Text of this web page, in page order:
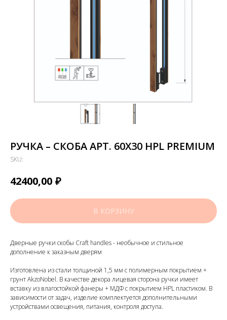
РУЧКА – СКОБА AРТ. 60Х30 HPL PREMIUM
SKU:
42400,00 ₽
В КОРЗИНУ
Дверные ручки скобы Craft handles - необычное и стильное
дополнение к заказным дверям
Изготовлена из стали толщиной 1,5 мм с полимерным покрытием +
грунт AkzoNobel. В качестве декора лицевая сторона ручки имеет
вставку из влагостойкой фанеры + МДФ с покрытием HPL пластиком. В
зависимости от задач, изделие комплектуется дополнительными
устройствами освещения, питания, контроля доступа.